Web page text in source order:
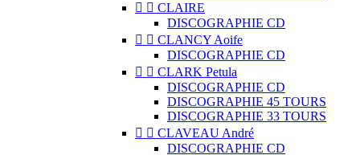
  CLAIRE
DISCOGRAPHIE CD
  CLANCY Aoife
DISCOGRAPHIE CD
  CLARK Petula
DISCOGRAPHIE CD
DISCOGRAPHIE 45 TOURS
DISCOGRAPHIE 33 TOURS
  CLAVEAU André
DISCOGRAPHIE CD